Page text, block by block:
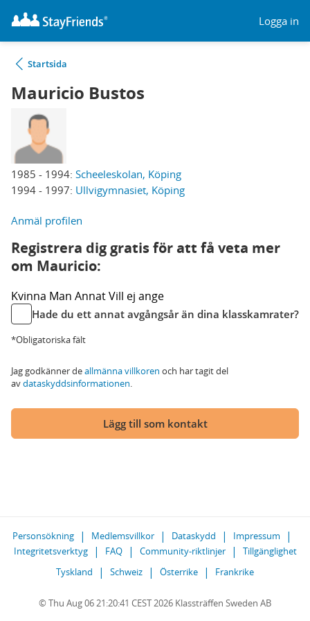
Logga in
Startsida
Mauricio Bustos
1985 - 1994: Scheeleskolan, Köping
1994 - 1997: Ullvigymnasiet, Köping
Anmäl profilen
Registrera dig gratis för att få veta mer
om Mauricio:
Kvinna Man AnnatVill ej ange
Hade du ett annat avgångsår än dina klasskamrater?
*Obligatoriska fält
Jag godkänner deallmänna villkoren och har tagit del
avdataskyddsinformationen.
Lägg till som kontakt
Personsökning Medlemsvillkor Dataskydd
Impressum
Integritetsverktyg
FAQ Community-riktlinjer
Tillgänglighet
Tyskland
Schweiz Österrike Frankrike
© Thu Aug 06 21:20:41 CEST 2026 Klassträffen Sweden AB